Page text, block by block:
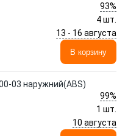
93%
4 шт.
13 - 16 августа
В корзину
03 наружний(ABS)
99%
1 шт.
10 августа